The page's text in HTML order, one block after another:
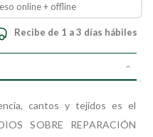
online + offline
Recibe de 1 a 3 días hábiles
cantos y tejidos es el
SOBRE REPARACIÓN